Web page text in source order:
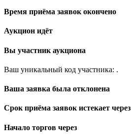
Время приёма заявок окончено
Аукцион идёт
Вы участник аукциона
Ваш уникальный код участника: .
Ваша заявка была отклонена
Срок приёма заявок истекает через
Начало торгов через